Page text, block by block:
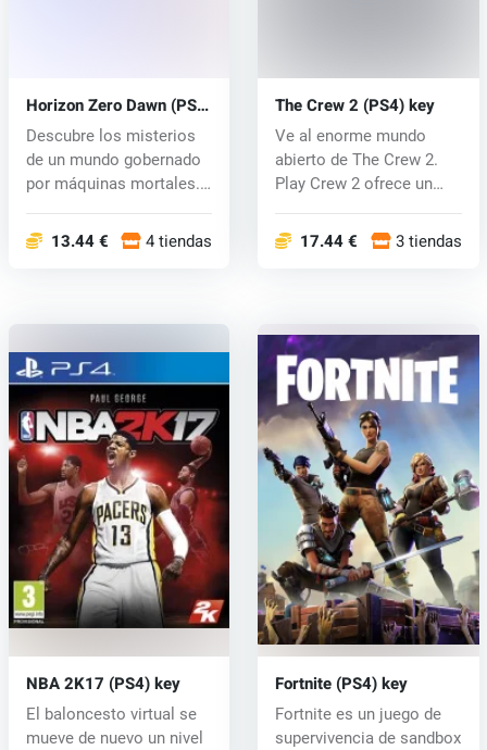
Horizon Zero Dawn (PS4)
key
Descubre los misterios
de un mundo gobernado
por máquinas mortales.
13.44 € 4 tiendas
The Crew 2 (PS4) key
Ve al enorme mundo
abierto de The Crew 2.
Play Crew 2 ofrece un
17.44 € 3 tiendas
NBA 2K17 (PS4) key
El baloncesto virtual se
mueve de nuevo un nivel
Fortnite (PS4) key
Fortnite es un juego de
supervivencia de sandbox